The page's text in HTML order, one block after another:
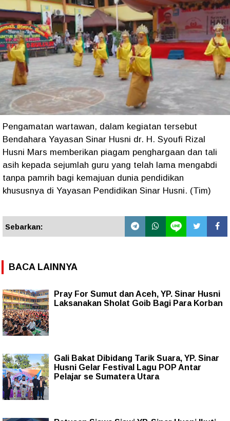
Pengamatan wartawan, dalam kegiatan tersebut
Bendahara Yayasan Sinar Husni dr. H. Syoufi Rizal
Husni Mars memberikan piagam penghargaan dan tali
asih kepada sejumlah guru yang telah lama mengabdi
tanpa pamrih bagi kemajuan dunia pendidikan
khususnya di Yayasan Pendidikan Sinar Husni. (Tim)
Sebarkan:
BACA LAINNYA
Pray For Sumut dan Aceh, YP. Sinar Husni
Laksanakan Sholat Goib Bagi Para Korban
Gali Bakat Dibidang Tarik Suara, YP. Sinar
Husni Gelar Festival Lagu POP Antar
Pelajar se Sumatera Utara